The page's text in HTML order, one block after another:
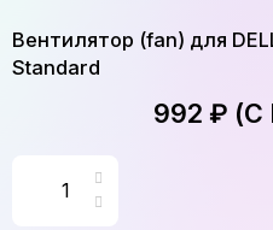
Вентилятор (fan) для
Standard
992 ₽